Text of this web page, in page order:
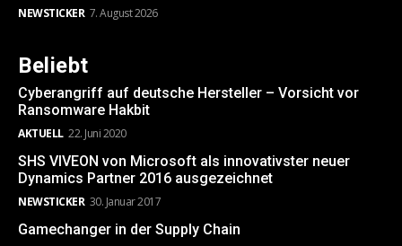
NEWSTICKER 7. August 2026
Beliebt
Cyberangriff auf deutsche Hersteller – Vorsicht vor
Ransomware Hakbit
AKTUELL 22. Juni 2020
SHS VIVEON von Microsoft als innovativster neuer
Dynamics Partner 2016 ausgezeichnet
NEWSTICKER 30. Januar 2017
Gamechanger in der Supply Chain